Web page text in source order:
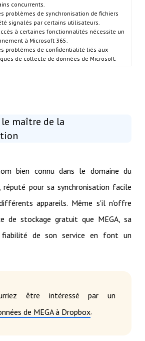
concurrents.
problèmes de synchronisation de fichiers
signalés par certains utilisateurs.
à certaines fonctionnalités nécessite un
à Microsoft 365.
problèmes de confidentialité liés aux
de collecte de données de Microsoft.
le maître de la
bien connu dans le domaine du
réputé pour sa synchronisation facile
appareils. Même s'il n'offre
de stockage gratuit que MEGA, sa
de son service en font un
être intéressé par un
de MEGA à Dropbox.